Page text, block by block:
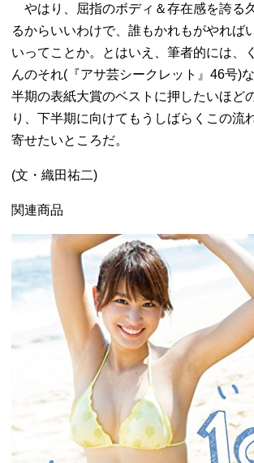
やはり、屈指のボディ＆存在感を誇る
るからいいわけで、誰もかれもがやれば
いってことか。とはいえ、筆者的には、
んのそれ(『アサ芸シークレット』46号)
半期の表紙大賞のベストに押したいほど
り、下半期に向けてもうしばらくこの流
寄せたいところだ。
(文・織田祐二)
関連商品